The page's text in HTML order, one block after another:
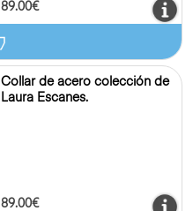
89.00€
Collar de acero colección de
Laura Escanes.
89.00€